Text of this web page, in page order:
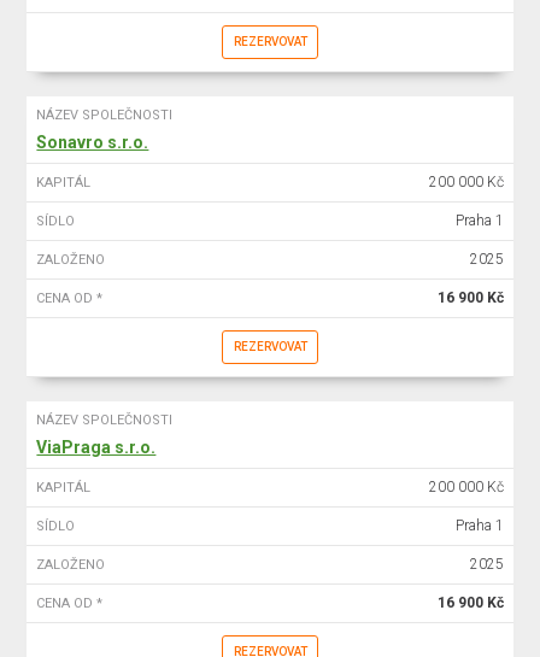
REZERVOVAT
NÁZEV SPOLEČNOSTI
Sonavro s.r.o.
KAPITÁL 200 000 Kč
SÍDLO Praha 1
ZALOŽENO 2025
CENA OD * 16 900 Kč
REZERVOVAT
NÁZEV SPOLEČNOSTI
ViaPraga s.r.o.
KAPITÁL 200 000 Kč
SÍDLO Praha 1
ZALOŽENO 2025
CENA OD * 16 900 Kč
REZERVOVAT